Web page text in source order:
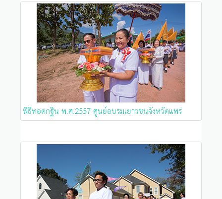
พิธีทอดกฐิน พ.ศ.2557 ศูนย์อบรมเยาวชนจังหวัดแพร่